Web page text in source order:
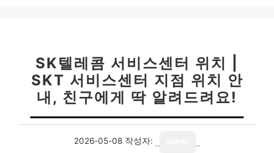
SK텔레콤 서비스센터 위치 |
SKT 서비스센터 지점 위치 안
내, 친구에게 딱 알려드려요!
2026-05-08 작성자: